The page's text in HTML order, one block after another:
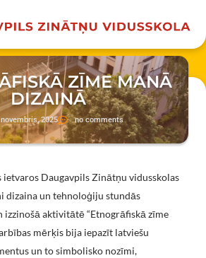
ZĪME MANĀ
DIZAINĀ
2025 no comments
ietvaros Daugavpils Zinātņu vidusskolas
dizaina un tehnoloģiju stundās
izzinošā aktivitātē “Etnogrāfiskā zīme
mērķis bija iepazīt latviešu
un to simbolisko nozīmi,